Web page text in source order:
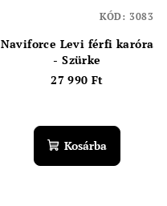
Naviforce Levi férfi karóra
- Szürke
27 990 Ft
Kosárba
KÓD: 3083